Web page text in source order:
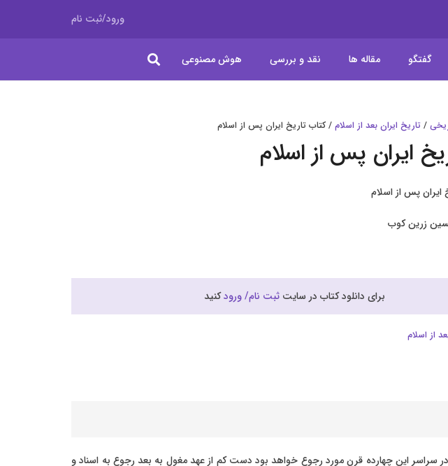
ورود/ثبت نام
گفتگو مقاله ها نقد و بررسی هوش مصنوعی
/ تاریخ ایران بعد از اسلام/ کتاب تاریخ ایران پس از اسلام
ایران پس از اسلام
ایران پس از اسلام
زرین کوب
برای دانلود کتاب در سایتثبت نام/ ورودکنید
از اسلام
سراسر این چهارده قرن مورد رجوع خواهد بود دست کم از عهد مغول به بعد رجوع به اسناد و